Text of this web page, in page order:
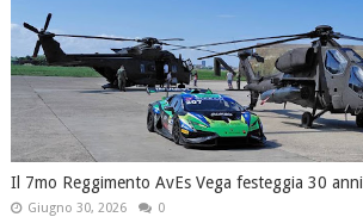
Il 7mo Reggimento AvEs Vega festeggia 30 anni
Giugno 30, 2026 0